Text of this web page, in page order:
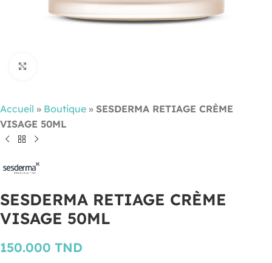
Accueil » Boutique » SESDERMA RETIAGE CRÈME
VISAGE 50ML
SESDERMA RETIAGE CRÈME
VISAGE 50ML
150.000 TND